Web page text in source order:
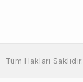
Hakları Saklıdır.